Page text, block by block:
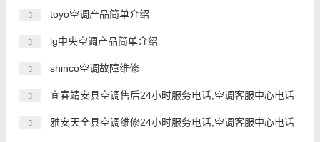
toyo空调产品简单介绍
lg中央空调产品简单介绍
shinco空调故障维修
宜春靖安县空调售后24小时服务电话,空调客服中心电话
雅安天全县空调维修24小时服务电话,空调客服中心电话